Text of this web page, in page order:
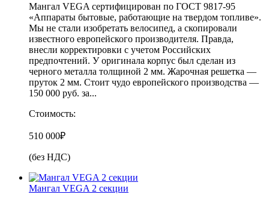
Мангал VEGA сертифицирован по ГОСТ 9817-95
«Аппараты бытовые, работающие на твердом топливе».
Мы не стали изобретать велосипед, а скопировали
известного европейского производителя. Правда,
внесли корректировки с учетом Российских
предпочтений. У оригинала корпус был сделан из
черного металла толщиной 2 мм. Жарочная решетка —
пруток 2 мм. Стоит чудо европейского производства —
150 000 руб. за...
Стоимость:
510 000₽
(без НДС)
Мангал VEGA 2 секции